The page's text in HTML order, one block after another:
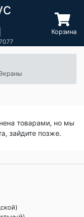
Корзина
товарами, но мы
зайдите позже.